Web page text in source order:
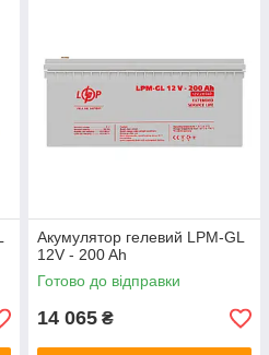
Акумулятор гелевий LPM-GL
12V - 200 Ah
Готово до відправки
14 065 ₴